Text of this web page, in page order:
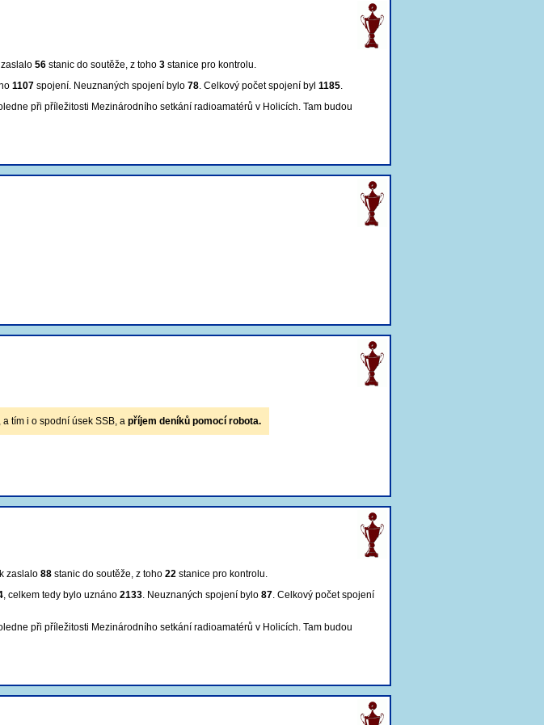
56 stanic do soutěže, z toho 3 stanice pro kontrolu.
1107 spojení. Neuznaných spojení bylo 78. Celkový počet spojení byl 1185.
při příležitosti Mezinárodního setkání radioamatérů v Holicích. Tam budou
, a tím i o spodní úsek SSB, a příjem deníků pomocí robota.
zaslalo 88 stanic do soutěže, z toho 22 stanice pro kontrolu.
, celkem tedy bylo uznáno 2133. Neuznaných spojení bylo 87. Celkový počet spojení
při příležitosti Mezinárodního setkání radioamatérů v Holicích. Tam budou